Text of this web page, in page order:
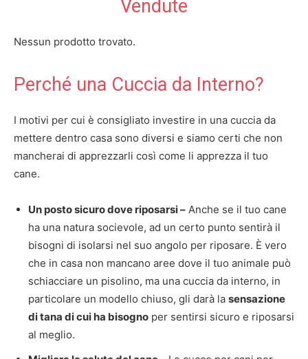
Vendute
Nessun prodotto trovato.
Perché una Cuccia da Interno?
I motivi per cui è consigliato investire in una cuccia da
mettere dentro casa sono diversi e siamo certi che non
mancherai di apprezzarli così come li apprezza il tuo
cane.
Un posto sicuro dove riposarsi – Anche se il tuo cane
ha una natura socievole, ad un certo punto sentirà il
bisogni di isolarsi nel suo angolo per riposare. È vero
che in casa non mancano aree dove il tuo animale può
schiacciare un pisolino, ma una cuccia da interno, in
particolare un modello chiuso, gli darà la sensazione
di tana di cui ha bisogno per sentirsi sicuro e riposarsi
al meglio.